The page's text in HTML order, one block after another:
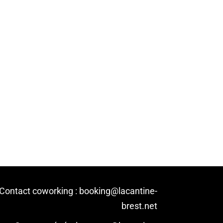
Contact coworking : booking@lacantine-
brest.net